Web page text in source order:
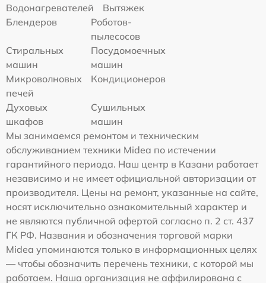
Водонагревателей
Вытяжек
Блендеров
Роботов-
пылесосов
Стиральных
машин
Посудомоечных
машин
Микроволновых
печей
Кондиционеров
Духовых
шкафов
Сушильных
машин
Мы занимаемся ремонтом и техническим
обслуживанием техники Midea по истечении
гарантийного периода. Наш центр в Казани работает
независимо и не имеет официальной авторизации от
производителя. Цены на ремонт, указанные на сайте,
носят исключительно ознакомительный характер и
не являются публичной офертой согласно п. 2 ст. 437
ГК РФ. Названия и обозначения торговой марки
Midea упоминаются только в информационных целях
— чтобы обозначить перечень техники, с которой мы
работаем. Наша организация не аффилирована с